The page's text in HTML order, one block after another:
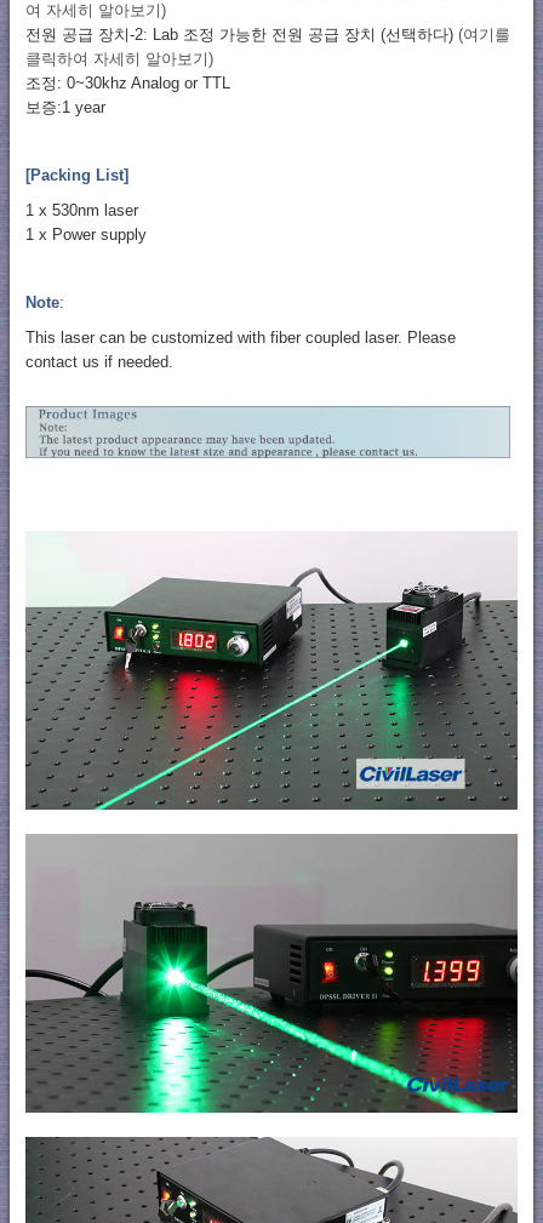
여 자세히 알아보기)
전원 공급 장치-2: Lab 조정 가능한 전원 공급 장치 (선택하다) (여기를
클릭하여 자세히 알아보기)
조정: 0~30khz Analog or TTL
보증:1 year
[Packing List]
1 x 530nm laser
1 x Power supply
Note:
This laser can be customized with fiber coupled laser. Please
contact us if needed.